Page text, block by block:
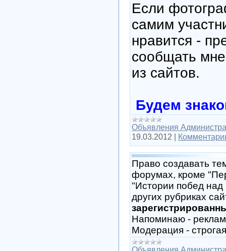
Если
самим
нравится -
сообщать
из сайтов.
Будем
Объявления
19.03.2012
Право создавать
форумах, кроме
"Истории побед над
других рубриках
Напоминаю -
Модерация -